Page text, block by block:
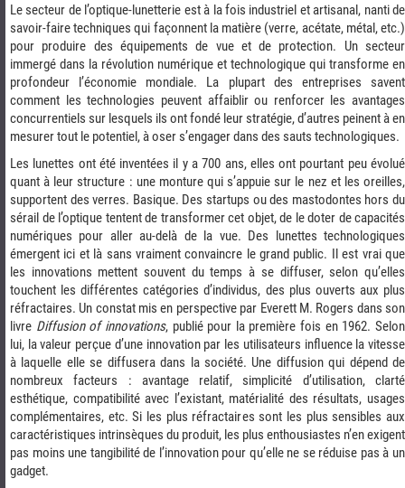
Le secteur de l’optique-lunetterie est à la fois industriel et artisanal, nanti de
savoir-faire techniques qui façonnent la matière (verre, acétate, métal, etc.)
pour produire des équipements de vue et de protection. Un secteur
immergé dans la révolution numérique et technologique qui transforme en
profondeur l’économie mondiale. La plupart des entreprises savent
comment les technologies peuvent affaiblir ou renforcer les avantages
concurrentiels sur lesquels ils ont fondé leur stratégie, d’autres peinent à en
mesurer tout le potentiel, à oser s’engager dans des sauts technologiques.
Les lunettes ont été inventées il y a 700 ans, elles ont pourtant peu évolué
quant à leur structure : une monture qui s’appuie sur le nez et les oreilles,
supportent des verres. Basique. Des startups ou des mastodontes hors du
sérail de l’optique tentent de transformer cet objet, de le doter de capacités
numériques pour aller au-delà de la vue. Des lunettes technologiques
émergent ici et là sans vraiment convaincre le grand public. Il est vrai que
les innovations mettent souvent du temps à se diffuser, selon qu’elles
touchent les différentes catégories d’individus, des plus ouverts aux plus
réfractaires. Un constat mis en perspective par Everett M. Rogers dans son
livre Diffusion of innovations, publié pour la première fois en 1962. Selon
lui, la valeur perçue d’une innovation par les utilisateurs influence la vitesse
à laquelle elle se diffusera dans la société. Une diffusion qui dépend de
nombreux facteurs : avantage relatif, simplicité d’utilisation, clarté
esthétique, compatibilité avec l’existant, matérialité des résultats, usages
complémentaires, etc. Si les plus réfractaires sont les plus sensibles aux
caractéristiques intrinsèques du produit, les plus enthousiastes n’en exigent
pas moins une tangibilité de l’innovation pour qu’elle ne se réduise pas à un
gadget.